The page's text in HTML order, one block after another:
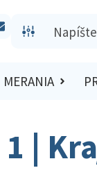
MERANIA
|